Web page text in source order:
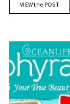
VIEW the POST